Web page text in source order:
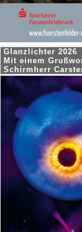
Glanzlichter 2026
Mit einem
Schirmherr